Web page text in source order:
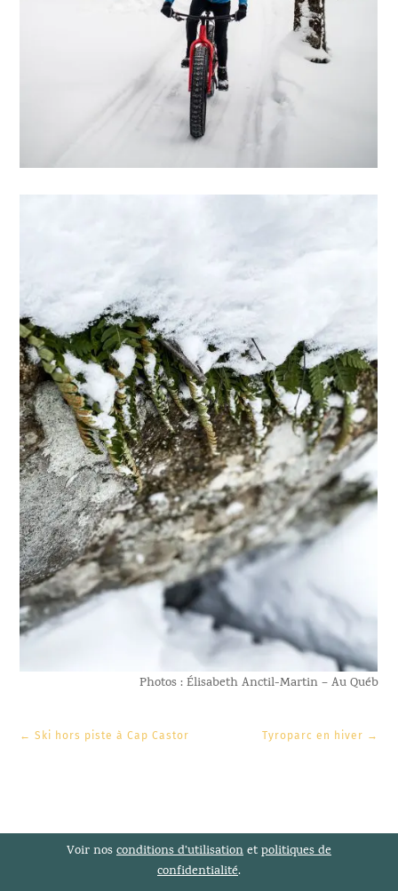
Photos : Élisabeth Anctil-Martin – Au Québ
←Ski hors piste à Cap Castor Tyroparc en hiver →
Voir nosconditions d’utilisationetpolitiques de
confidentialité.